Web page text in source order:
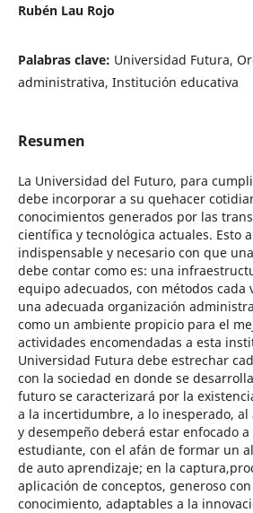
Rubén Lau Rojo
Palabras clave: Universidad Futura,
administrativa, Institución educativa
Resumen
La Universidad del Futuro, para
debe incorporar a su quehacer
conocimientos generados por las
científica y tecnológica actuales. Esto
indispensable y necesario con que
debe contar como es: una
equipo adecuados, con métodos cada
una adecuada organización
como un ambiente propicio para el
actividades encomendadas a esta
Universidad Futura debe estrechar
con la sociedad en donde se
futuro se caracterizará por la
a la incertidumbre, a lo inesperado, al
y desempeño deberá estar enfocado
estudiante, con el afán de formar un
de auto aprendizaje; en la
aplicación de conceptos, generoso
conocimiento, adaptables a la